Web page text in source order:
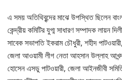
এ সময় অতিথিবৃন্দের মাঝে উপস্থিত ছিলেন
কেন্দ্রীয় কমিটির যুগ্ম সাধারণ সম্পাদক লায়ন
সাবেক সভাপতি ইকরাম চৌধুরী, শহীদ
জেলা আওয়ামী লীগ নেতা আহসান উল্লাহ
হোসেন এসডু পাটওয়ারী, জেলা আইনজীবী